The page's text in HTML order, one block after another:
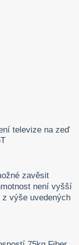
zavěsit
není vyšší
výše uvedených